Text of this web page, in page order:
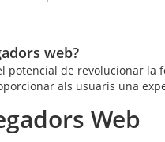
web?
potencial de revolucionar
als usuaris una
Web